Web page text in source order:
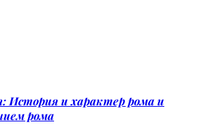
История и характер рома и
рома